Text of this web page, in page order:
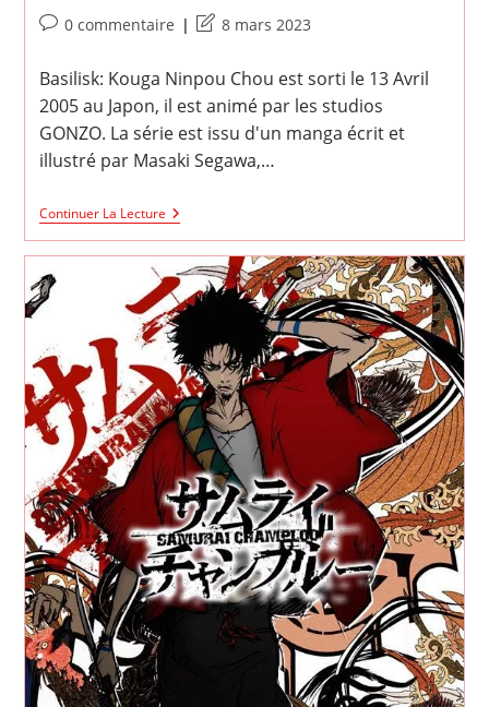
Commentaires
la
publication :
0 commentaire
Dernière
la
publication :
8 mars 2023
Basilisk: Kouga Ninpou Chou est sorti le 13 Avril
2005 au Japon, il est animé par les studios
GONZO. La série est issu d'un manga écrit et
illustré par Masaki Segawa,…
Continuer La LectureBasilisk:
Kouga
Ninpou
Chou